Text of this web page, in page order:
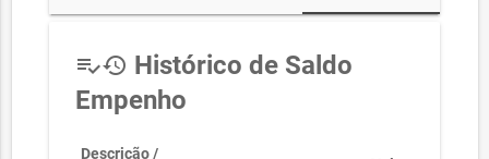
playlist_add_checkhistory Histórico de Saldo
Empenho
Descrição /